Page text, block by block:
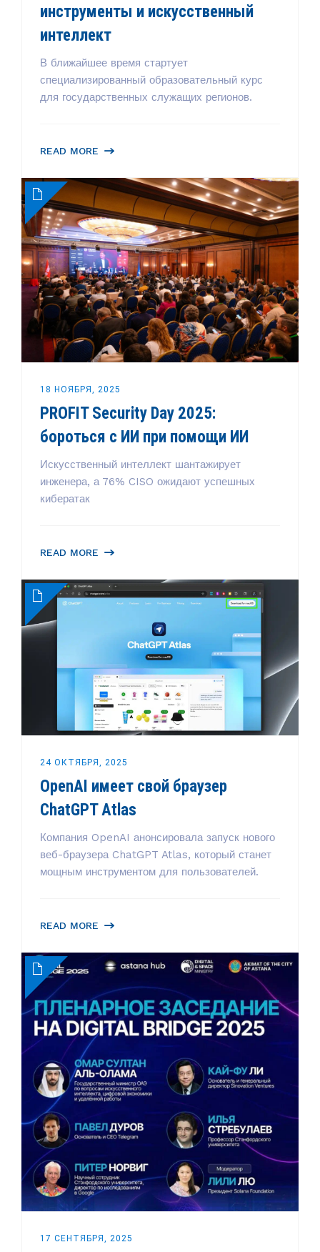
инструменты и искусственный
интеллект
В ближайшее время стартует
специализированный образовательный курс
для государственных служащих регионов.
READ MORE
18 НОЯБРЯ, 2025
PROFIT Security Day 2025:
бороться с ИИ при помощи ИИ
Искусственный интеллект шантажирует
инженера, а 76% CISO ожидают успешных
кибератак
READ MORE
24 ОКТЯБРЯ, 2025
OpenAI имеет свой браузер
ChatGPT Atlas
Компания OpenAI анонсировала запуск нового
веб-браузера ChatGPT Atlas, который станет
мощным инструментом для пользователей.
READ MORE
17 СЕНТЯБРЯ, 2025